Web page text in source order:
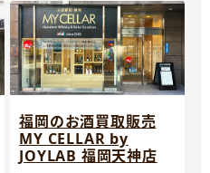
福岡のお酒買取販売
MY CELLAR by
JOYLAB 福岡天神店